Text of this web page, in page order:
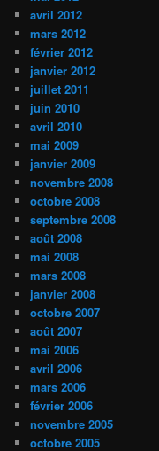
avril 2012
mars 2012
février 2012
janvier 2012
juillet 2011
juin 2010
avril 2010
mai 2009
janvier 2009
novembre 2008
octobre 2008
septembre 2008
août 2008
mai 2008
mars 2008
janvier 2008
octobre 2007
août 2007
mai 2006
avril 2006
mars 2006
février 2006
novembre 2005
octobre 2005